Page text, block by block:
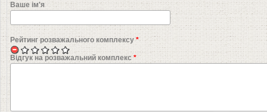
Ваше ім'я
Рейтинг розважального комплексу *
Відгук на розважальний комплекс *